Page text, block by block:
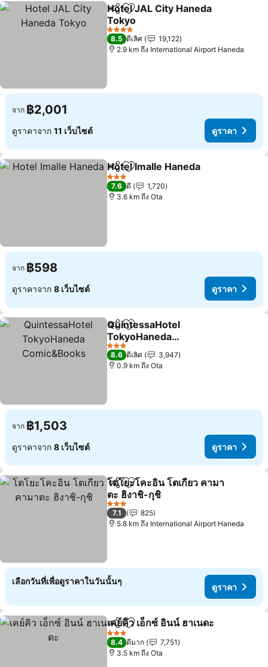
แชร์ เพิ่มในรายการโปรด
Hotel JAL City Haneda
Tokyo
4 ดาว
8.5 ดีเลิศ
19,122
2.9 km ถึง International Airport Haneda
จาก ฿2,001
ดูราคาจาก 11 เว็บไซต์ ดูราคา
แชร์ เพิ่มในรายการโปรด
Hotel Imalle Haneda
3 ดาว
7.6 ดี
1,720
3.6 km ถึง Ota
จาก ฿598
ดูราคาจาก 8 เว็บไซต์ ดูราคา
แชร์ เพิ่มในรายการโปรด
QuintessaHotel
TokyoHaneda
Comic&Books
3 ดาว
8.6 ดีเลิศ
3,947
0.9 km ถึง Ota
จาก ฿1,503
ดูราคาจาก 8 เว็บไซต์ ดูราคา
แชร์ เพิ่มในรายการโปรด
โตโยะโคะอิน โตเกียว คามา
ตะ ฮิงาชิ-กุชิ
3 ดาว
7.1
825
5.8 km ถึง International Airport Haneda
เลือกวันที่เพื่อดูราคาในวันนั้นๆ
ดูราคา
แชร์ เพิ่มในรายการโปรด
เคย์คิว เอ็กซ์ อินน์ ฮาเนดะ
3 ดาว
8.4 ดีมาก
7,751
3.5 km ถึง Ota